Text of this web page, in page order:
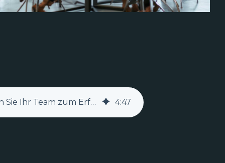
Effektive Mitarbeitergespräche: So führen Sie Ihr Team zum Erfolg 4:47